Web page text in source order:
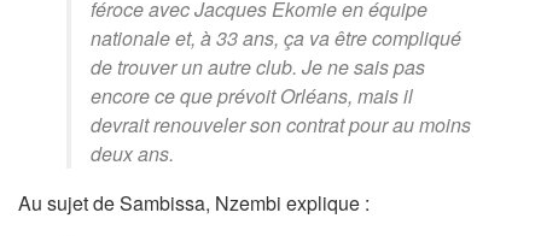
féroce avec Jacques Ekomie en équipe
nationale et, à 33 ans, ça va être compliqué
de trouver un autre club. Je ne sais pas
encore ce que prévoit Orléans, mais il
devrait renouveler son contrat pour au moins
deux ans.
Au sujet de Sambissa, Nzembi explique :